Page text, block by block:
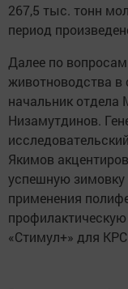
267,5 тыс. тонн
период
Далее по
животноводства
начальник
Низамутдинов.
Якимов
успешную зимовку
применения
«Стимул+» для